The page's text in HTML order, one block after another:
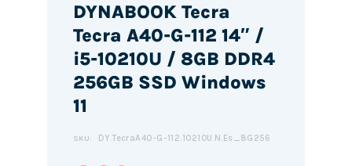
DYNABOOK Tecra
Tecra A40-G-112 14″ /
i5-10210U / 8GB DDR4
256GB SSD Windows
11
SKU: DY.TecraA40-G-112.10210U.N.Es_8G256